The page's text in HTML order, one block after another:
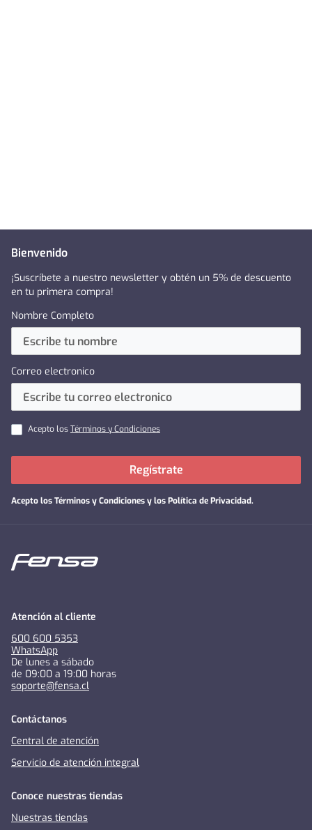
Bienvenido
¡Suscríbete a nuestro newsletter y obtén un 5% de descuento
en tu primera compra!
Nombre Completo
Correo electronico
Acepto losTérminos y Condiciones
Acepto losTérminos y Condiciones y los Política de Privacidad.
Regístrate
Atención al cliente
600 600 5353
WhatsApp
De lunes a sábado
de 09:00 a 19:00 horas
soporte@fensa.cl
Contáctanos
Central de atención
Servicio de atención integral
Conoce nuestras tiendas
Nuestras tiendas